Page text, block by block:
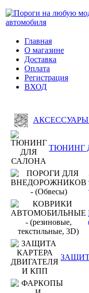
Главная
О магазине
Доставка
Оплата
Регистрация
ВХОД
ТЮНИНГ